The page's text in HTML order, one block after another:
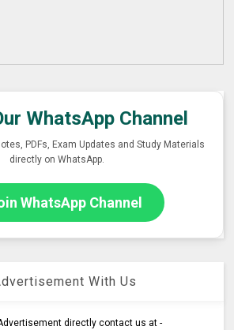
WhatsApp Channel
PDFs, Exam Updates and Study Materials
directly on WhatsApp.
WhatsApp Channel
With Us
directly contact us at -